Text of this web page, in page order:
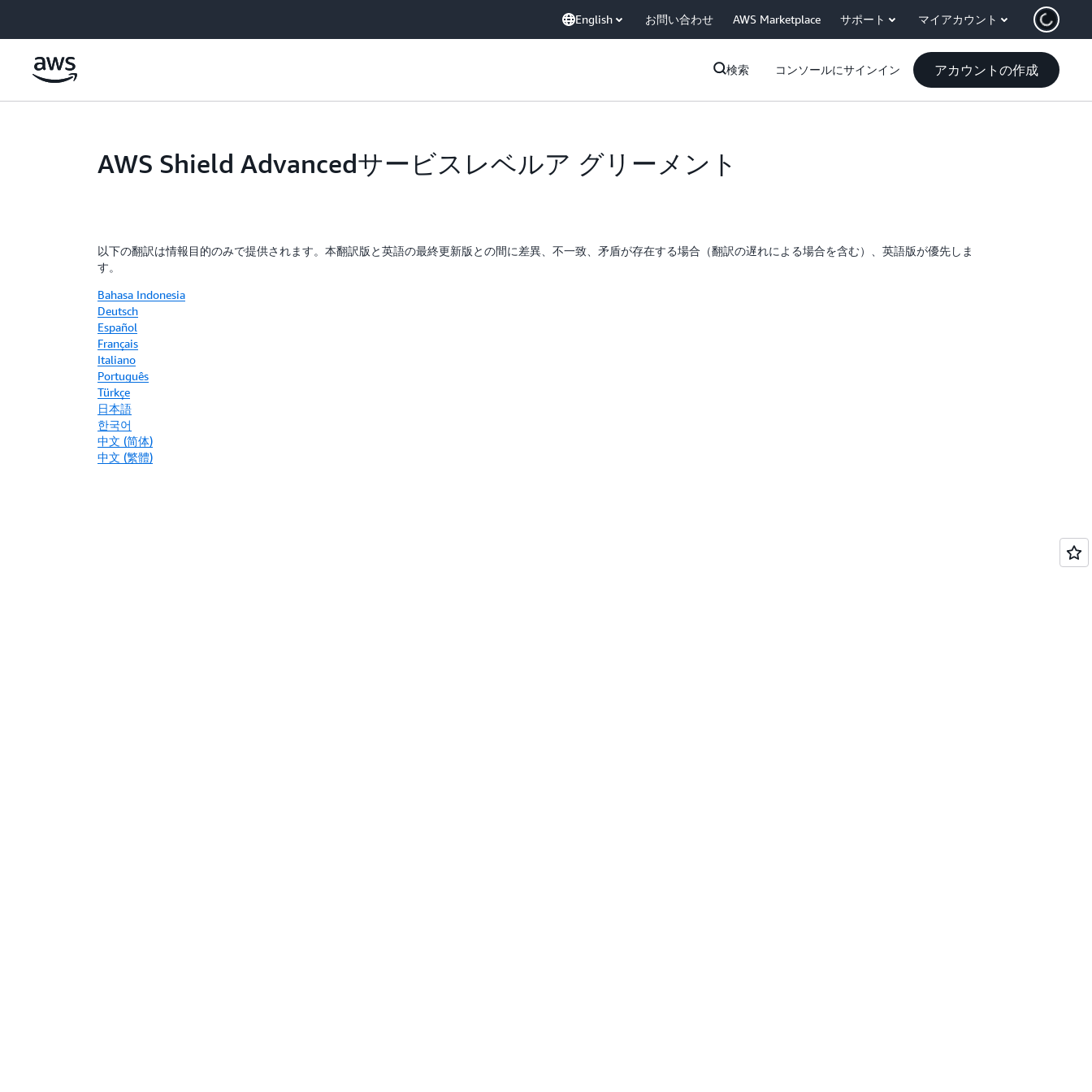
English お問い合わせ AWS Marketplace サポート マイアカウント
検索 コンソールにサインイン アカウントの作成
AWS Shield Advancedサービスレベルア グリーメント
以下の翻訳は情報目的のみで提供されます。本翻訳版と英語の最終更新版との間に差異、不一致、矛盾が存在する場合（翻訳の遅れによる場合を含む）、英語版が優先しま
す。
Bahasa Indonesia
Deutsch
Español
Français
Italiano
Português
Türkçe
日本語
한국어
中文 (简体)
中文 (繁體)